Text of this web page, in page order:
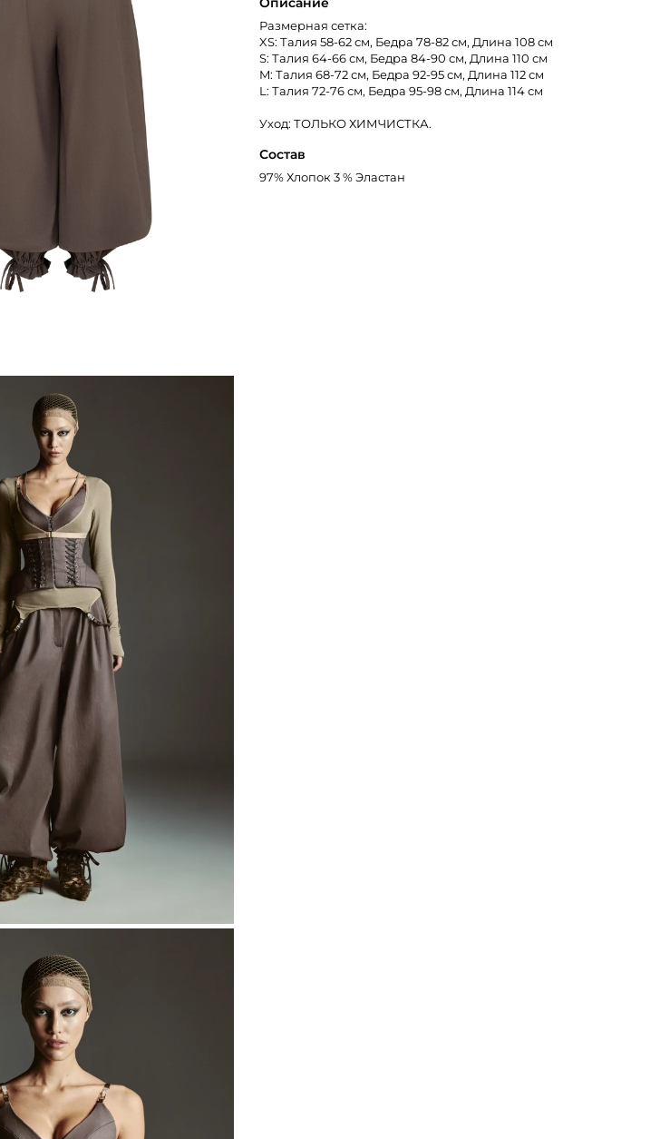
Размерная сетка:
XS: Талия 58-62 см, Бедра 78-82 см, Длина 108 см
S: Талия 64-66 см, Бедра 84-90 см, Длина 110 см
M: Талия 68-72 см, Бедра 92-95 см, Длина 112 см
L: Талия 72-76 см, Бедра 95-98 см, Длина 114 см
Уход: ТОЛЬКО ХИМЧИСТКА.
Состав
97% Хлопок 3 % Эластан